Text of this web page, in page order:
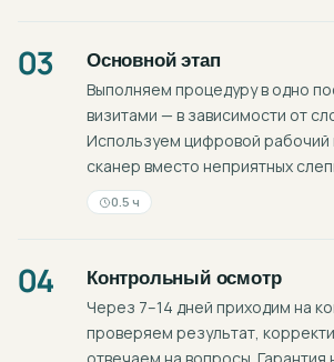
03 Основной этап
Выполняем процедуру в одно
визитами — в зависимости от
Используем цифровой рабочий
сканер вместо неприятных
0.5 ч
04 Контрольный осмотр
Через 7–14 дней приходим на
проверяем результат,